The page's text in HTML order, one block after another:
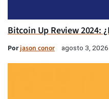
Bitcoin Up Review 2024:
Porjason conor agosto 3, 2026